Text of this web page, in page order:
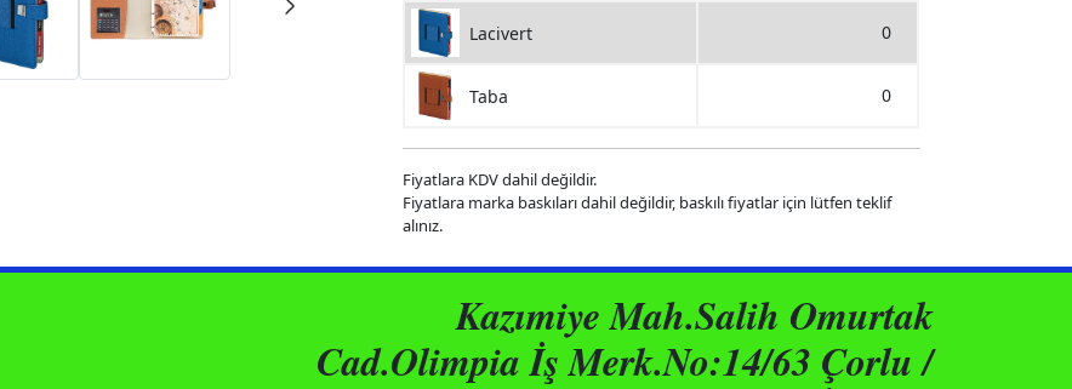
Lacivert 0
Taba 0
Fiyatlara KDV dahil değildir.
Fiyatlara marka baskıları dahil değildir, baskılı fiyatlar için lütfen teklif
alınız.
Kazımiye Mah.Salih Omurtak
Cad.Olimpia İş Merk.No:14/63 Çorlu /